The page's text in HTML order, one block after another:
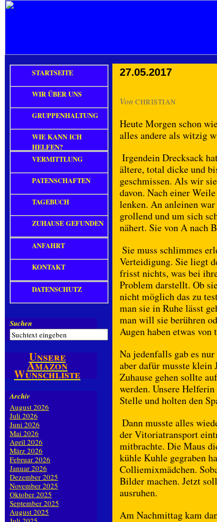
27.05.2017
Von CHRISTIAN
Heute Morgen schon
alles andere als witzig
Irgendein Drecksack
ältere, total dicke und
geschmissen. Als wir
davon. Nach einer
lenken. An anleinen
grollend und um sich
nähert. Sie von A nach
Sie muss schlimmes
Verteidigung. Sie liegt
frisst nichts, was bei
Problem darstellt. Ob
nicht möglich das zu
man sie in Ruhe lässt
man will sie berühren
Augen haben etwas
Na jedenfalls gab es
aber dafür musste klein
Zuhause gehen sollte
werden. Unsere
Stelle und holten den
Dann musste alles
der Vitoriatransport
mitbrachte. Die Maus
kühle Kuhle gegraben
Colliemixmädchen.
Bilder machen. Jetzt
ausruhen.
Am Nachmittag kam
STARTSEITE
WIR ÜBER UNS
GRUPPENHALTUNG
WIE KANN ICH
HELFEN?
VERMITTLUNG
PATENSCHAFTEN
TAGEBUCH
ZUHAUSE GEFUNDEN
ANFAHRT
KONTAKT
DATENSCHUTZ
Suchen
Unsere
Amazon
Wunschliste
Archiv
August 2026
Juli 2026
Juni 2026
Mai 2026
April 2026
März 2026
Februar 2026
Januar 2026
Dezember 2025
November 2025
Oktober 2025
September 2025
August 2025